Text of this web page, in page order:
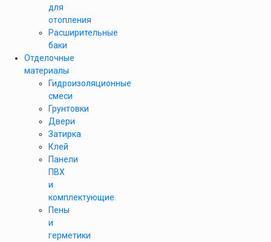
для
отопления
Расширительные
баки
Отделочные
материалы
Гидроизоляционные
смеси
Грунтовки
Двери
Затирка
Клей
Панели
ПВХ
и
комплектующие
Пены
и
герметики